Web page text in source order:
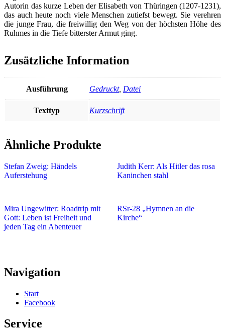
Autorin das kurze Leben der Elisabeth von Thüringen (1207-1231),
das auch heute noch viele Menschen zutiefst bewegt. Sie verehren
die junge Frau, die freiwillig den Weg von der höchsten Höhe des
Ruhmes in die Tiefe bitterster Armut ging.
Zusätzliche Information
Ausführung Gedruckt, Datei
Texttyp Kurzschrift
Ähnliche Produkte
Stefan Zweig: Händels
Auferstehung
Judith Kerr: Als Hitler das rosa
Kaninchen stahl
Mira Ungewitter: Roadtrip mit
Gott: Leben ist Freiheit und
jeden Tag ein Abenteuer
RSr-28 „Hymnen an die
Kirche“
Navigation
Start
Facebook
Service